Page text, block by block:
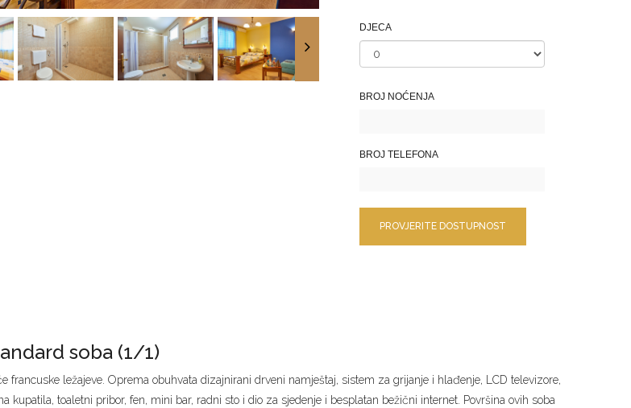
DJECA
BROJ NOĆENJA
BROJ TELEFONA
soba (1/1)
francuske ležajeve. Oprema obuhvata dizajnirani drveni namještaj, sistem za grijanje i hlađenje, LCD televizore,
kupatila, toaletni pribor, fen, mini bar, radni sto i dio za sjedenje i besplatan bežični internet. Površina ovih soba